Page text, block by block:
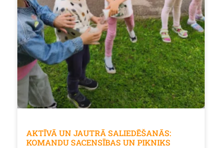
AKTĪVĀ UN JAUTRĀ SALIEDĒŠANĀS:
KOMANDU SACENSĪBAS UN PIKNIKS